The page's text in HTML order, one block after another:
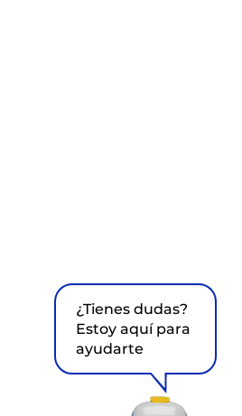
¿Tienes dudas?
Estoy aquí para
ayudarte